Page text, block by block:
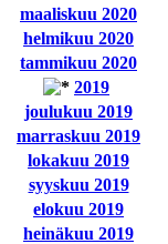
maaliskuu 2020
helmikuu 2020
tammikuu 2020
2019
joulukuu 2019
marraskuu 2019
lokakuu 2019
syyskuu 2019
elokuu 2019
heinäkuu 2019